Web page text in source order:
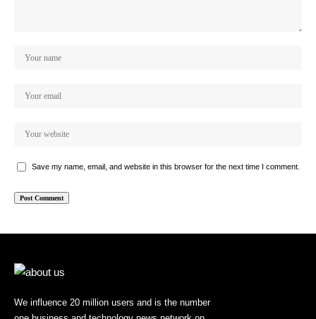
Save my name, email, and website in this browser for the next time I comment.
We influence 20 million users and is the number